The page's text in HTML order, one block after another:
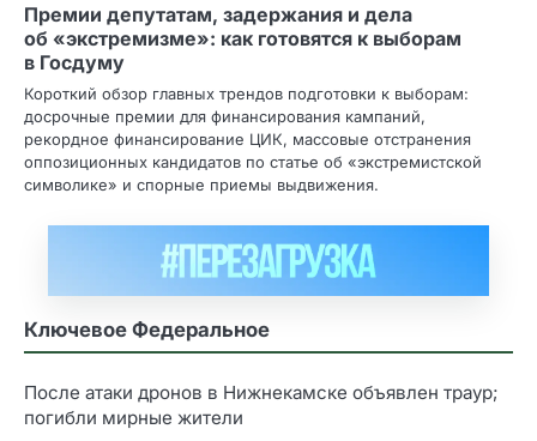
Премии депутатам, задержания и дела
об «экстремизме»: как готовятся к выборам
в Госдуму
Короткий обзор главных трендов подготовки к выборам:
досрочные премии для финансирования кампаний,
рекордное финансирование ЦИК, массовые отстранения
оппозиционных кандидатов по статье об «экстремистской
символике» и спорные приемы выдвижения.
Ключевое Федеральное
После атаки дронов в Нижнекамске объявлен траур;
погибли мирные жители